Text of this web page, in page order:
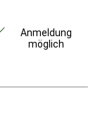
Anmeldung
möglich